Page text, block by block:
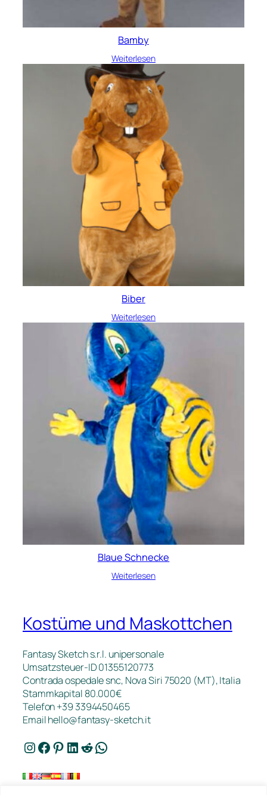
Bamby
Weiterlesen
Biber
Weiterlesen
Blaue Schnecke
Weiterlesen
Kostüme und Maskottchen
Fantasy Sketch s.r.l. unipersonale
Umsatzsteuer-ID 01355120773
Contrada ospedale snc, Nova Siri 75020 (MT), Italia
Stammkapital 80.000€
Telefon +39 3394450465
Emailhello@fantasy-sketch.it
Instagram Facebook Pinterest LinkedIn Reddit WhatsApp